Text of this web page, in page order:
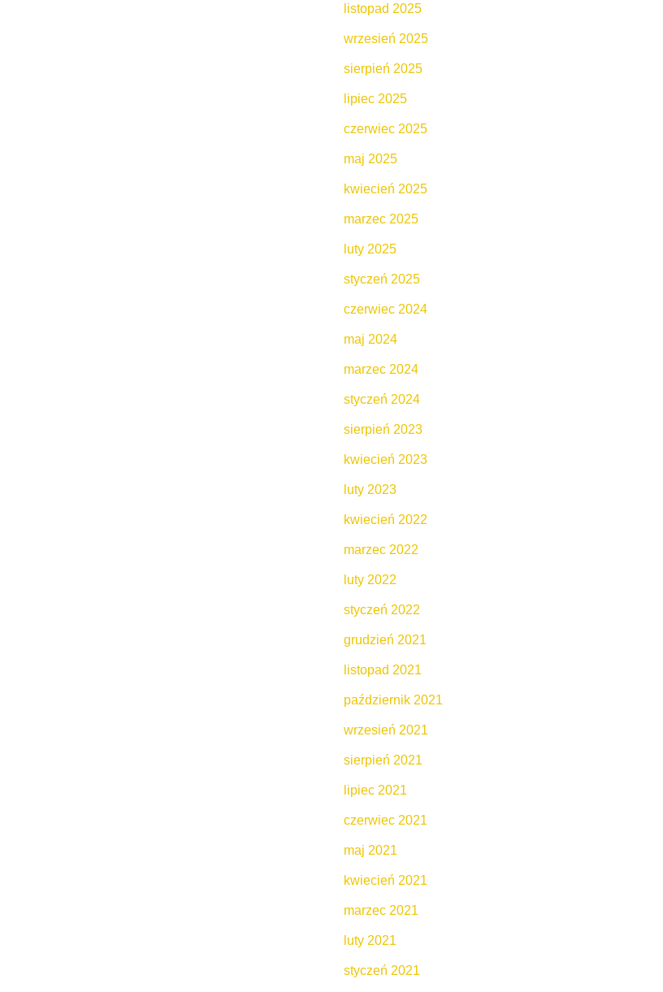
listopad 2025
wrzesień 2025
sierpień 2025
lipiec 2025
czerwiec 2025
maj 2025
kwiecień 2025
marzec 2025
luty 2025
styczeń 2025
czerwiec 2024
maj 2024
marzec 2024
styczeń 2024
sierpień 2023
kwiecień 2023
luty 2023
kwiecień 2022
marzec 2022
luty 2022
styczeń 2022
grudzień 2021
listopad 2021
październik 2021
wrzesień 2021
sierpień 2021
lipiec 2021
czerwiec 2021
maj 2021
kwiecień 2021
marzec 2021
luty 2021
styczeń 2021